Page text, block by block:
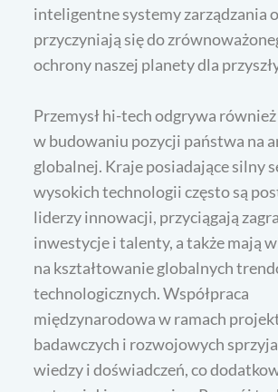
inteligentne systemy zarządzania
przyczyniają się do
ochrony naszej planety dla
Przemysł hi-tech odgrywa
w budowaniu pozycji państwa na
globalnej. Kraje posiadające silny
wysokich technologii często są
liderzy innowacji, przyciągają
inwestycje i talenty, a także mają
na kształtowanie globalnych
technologicznych. Współpraca
międzynarodowa w ramach
badawczych i rozwojowych
wiedzy i doświadczeń, co